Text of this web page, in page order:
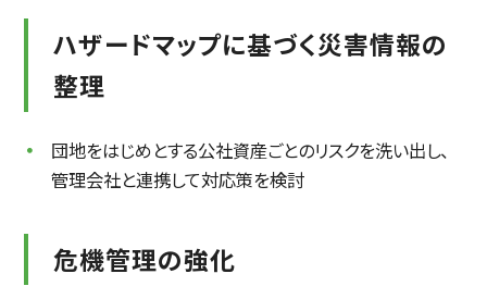
ハザードマップに基づく災害情報の
整理
団地をはじめとする公社資産ごとのリスクを洗い出し、
管理会社と連携して対応策を検討
危機管理の強化